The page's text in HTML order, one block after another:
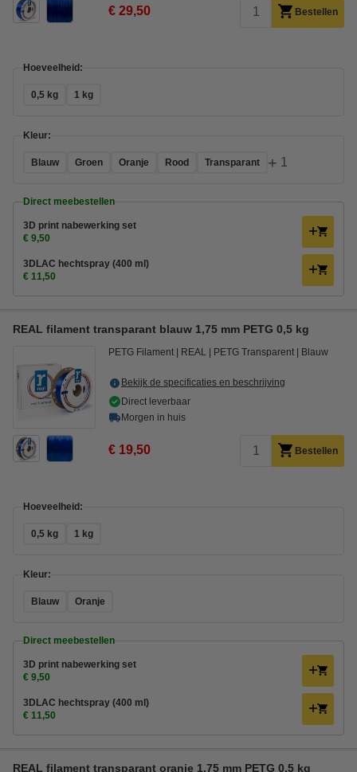
€ 29,50 Bestellen
Hoeveelheid:
0,5 kg 1 kg
Kleur:
Blauw Groen Oranje Rood Transparant + 1
Direct meebestellen
3D print nabewerking set
€ 9,50
3DLAC hechtspray (400 ml)
€ 11,50
REAL filament transparant blauw 1,75 mm PETG 0,5 kg
PETG Filament REAL PETG Transparent Blauw
Bekijk de specificaties en beschrijving
Direct leverbaar
Morgen in huis
€ 19,50 Bestellen
Hoeveelheid:
0,5 kg 1 kg
Kleur:
Blauw Oranje
Direct meebestellen
3D print nabewerking set
€ 9,50
3DLAC hechtspray (400 ml)
€ 11,50
REAL filament transparant oranje 1,75 mm PETG 0,5 kg